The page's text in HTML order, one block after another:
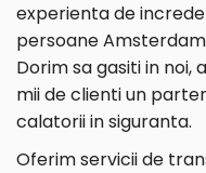
experienta de
persoane
Dorim sa gasiti in
mii de clienti un
calatorii in siguranta.
Oferim servicii de